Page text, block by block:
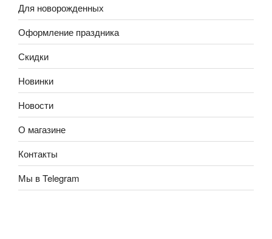
Для новорожденных
Оформление праздника
Скидки
Новинки
Новости
О магазине
Контакты
Мы в Telegram